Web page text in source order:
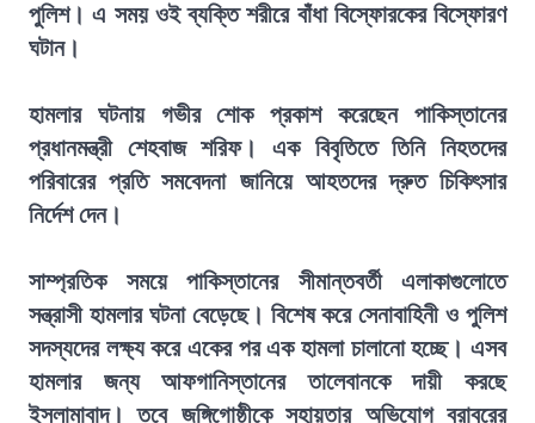
পুলিশ। এ সময় ওই ব্যক্তি শরীরে বাঁধা বিস্ফোরকের বিস্ফোরণ
ঘটান।
হামলার ঘটনায় গভীর শোক প্রকাশ করেছেন পাকিস্তানের
প্রধানমন্ত্রী শেহবাজ শরিফ। এক বিবৃতিতে তিনি নিহতদের
পরিবারের প্রতি সমবেদনা জানিয়ে আহতদের দ্রুত চিকিৎসার
নির্দেশ দেন।
সাম্প্রতিক সময়ে পাকিস্তানের সীমান্তবর্তী এলাকাগুলোতে
সন্ত্রাসী হামলার ঘটনা বেড়েছে। বিশেষ করে সেনাবাহিনী ও পুলিশ
সদস্যদের লক্ষ্য করে একের পর এক হামলা চালানো হচ্ছে। এসব
হামলার জন্য আফগানিস্তানের তালেবানকে দায়ী করছে
ইসলামাবাদ। তবে জঙ্গিগোষ্ঠীকে সহায়তার অভিযোগ বরাবরের